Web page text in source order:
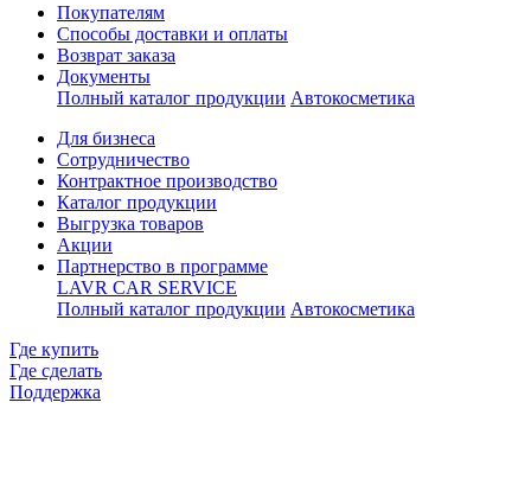
Покупателям
Способы доставки и оплаты
Возврат заказа
Документы
Полный каталог продукции Автокосметика
Для бизнеса
Сотрудничество
Контрактное производcтво
Каталог продукции
Выгрузка товаров
Акции
Партнерство в программе
LAVR CAR SERVICE
Полный каталог продукции Автокосметика
Где купить
Где сделать
Поддержка